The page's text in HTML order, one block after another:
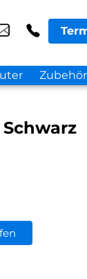
Zubehör
Schwarz